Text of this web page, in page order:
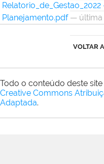
Planejamento.pdf — última
VOLTAR
Todo o conteúdo deste
Creative Commons
Adaptada.